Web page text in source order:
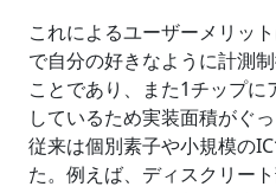
これによるユーザーメリッ
で自分の好きなように計測
ことであり、また1チップ
しているため実装面積がぐ
従来は個別素子や小規模の
た。例えば、ディスクリー